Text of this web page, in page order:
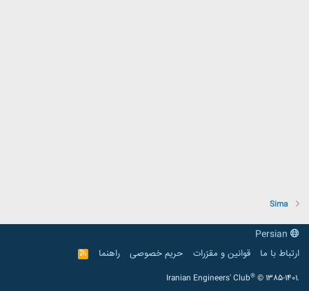
Sima
ارتباط با ما
قوانین و مقرّرات حریم خصوصی راهنما
R
S
Iranian Engineers' Club® © 1385-1401.